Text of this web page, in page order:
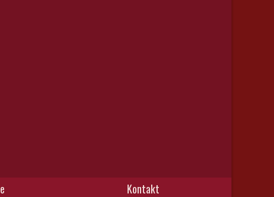
Kontakt